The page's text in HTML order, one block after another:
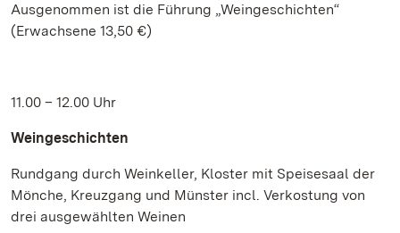
Ausgenommen ist die Führung „Weingeschichten“
(Erwachsene 13,50 €)
11.00 – 12.00 Uhr
Weingeschichten
Rundgang durch Weinkeller, Kloster mit Speisesaal der
Mönche, Kreuzgang und Münster incl. Verkostung von
drei ausgewählten Weinen